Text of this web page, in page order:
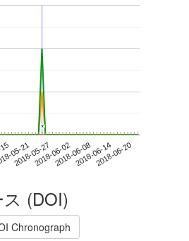
05-21
2018-05-272018-06-022018-06-082018-06-142018-06-20
*
*
(DOI)
Chronograph